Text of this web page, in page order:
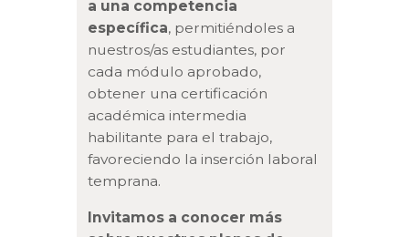
a una competencia
específica, permitiéndoles a
nuestros/as estudiantes, por
cada módulo aprobado,
obtener una certificación
académica intermedia
habilitante para el trabajo,
favoreciendo la inserción laboral
temprana.
Invitamos a conocer más